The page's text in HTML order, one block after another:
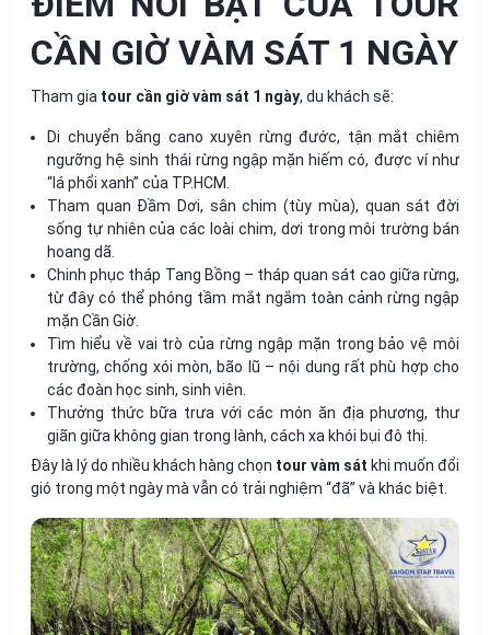
CẦN GIỜ VÀM SÁT 1 NGÀY
Tham gia tour cần giờ vàm sát 1 ngày, du khách sẽ:
Di chuyển bằng cano xuyên rừng đước, tận mắt chiêm
ngưỡng hệ sinh thái rừng ngập mặn hiếm có, được ví như
“lá phổi xanh” của TP.HCM.
Tham quan Đầm Dơi, sân chim (tùy mùa), quan sát đời
sống tự nhiên của các loài chim, dơi trong môi trường bán
hoang dã.
Chinh phục tháp Tang Bồng – tháp quan sát cao giữa rừng,
từ đây có thể phóng tầm mắt ngắm toàn cảnh rừng ngập
mặn Cần Giờ.
Tìm hiểu về vai trò của rừng ngập mặn trong bảo vệ môi
trường, chống xói mòn, bão lũ – nội dung rất phù hợp cho
các đoàn học sinh, sinh viên.
Thưởng thức bữa trưa với các món ăn địa phương, thư
giãn giữa không gian trong lành, cách xa khói bụi đô thị.
Đây là lý do nhiều khách hàng chọn tour vàm sát khi muốn đổi
gió trong một ngày mà vẫn có trải nghiệm “đã” và khác biệt.